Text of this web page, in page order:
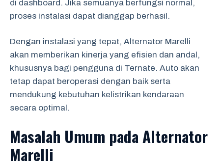
di dashboard. Jika semuanya berfungsi normal,
proses instalasi dapat dianggap berhasil.
Dengan instalasi yang tepat, Alternator Marelli
akan memberikan kinerja yang efisien dan andal,
khususnya bagi pengguna di Ternate. Auto akan
tetap dapat beroperasi dengan baik serta
mendukung kebutuhan kelistrikan kendaraan
secara optimal.
Masalah Umum pada Alternator
Marelli